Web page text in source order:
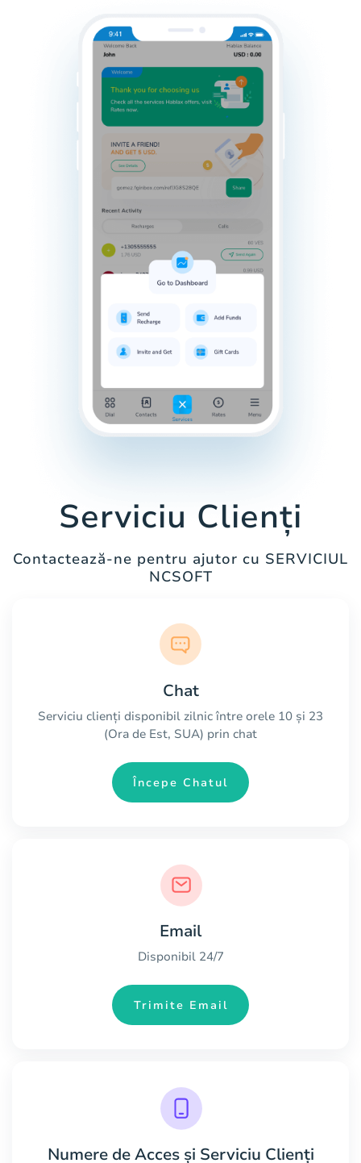
Serviciu Clienți
Contactează-ne pentru ajutor cu SERVICIUL
NCSOFT
Chat
Serviciu clienți disponibil zilnic între orele 10 și 23
(Ora de Est, SUA) prin chat
Începe Chatul
Email
Disponibil 24/7
Trimite Email
Numere de Acces și Serviciu Clienți